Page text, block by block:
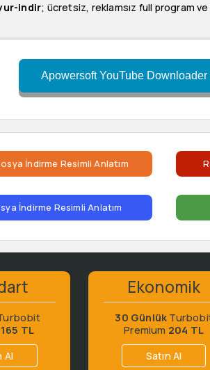
indir; ücretsiz, reklamsız full program
Apowersoft YouTube
İndirme Resimli Anlatım
İndirme Resimli Anlatım
165 TL
Al
Ekonomik
30 Günlük
Premium 204 TL
Satın Al